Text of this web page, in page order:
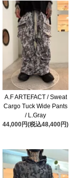
A.F ARTEFACT / Sweat
Cargo Tuck Wide Pants
/ L.Gray
44,000円(税込48,400円)